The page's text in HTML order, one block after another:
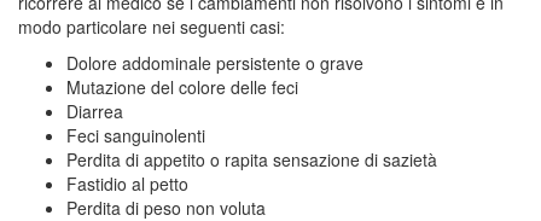
modo particolare nei seguenti casi:
Dolore addominale persistente o grave
Mutazione del colore delle feci
Diarrea
Feci sanguinolenti
Perdita di appetito o rapita sensazione di sazietà
Fastidio al petto
Perdita di peso non voluta